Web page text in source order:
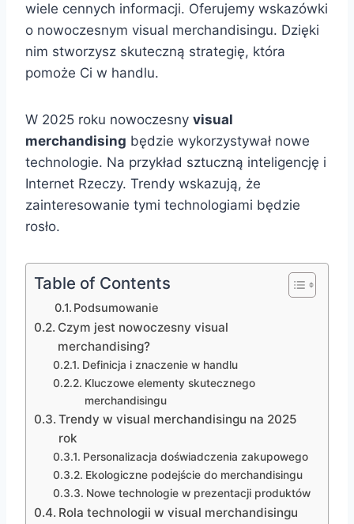
wiele cennych informacji. Oferujemy wskazówki
o nowoczesnym visual merchandisingu. Dzięki
nim stworzysz skuteczną strategię, która
pomoże Ci w handlu.
W 2025 roku nowoczesny visual
merchandising będzie wykorzystywał nowe
technologie. Na przykład sztuczną inteligencję i
Internet Rzeczy. Trendy wskazują, że
zainteresowanie tymi technologiami będzie
rosło.
Table of Contents
Podsumowanie
Czym jest nowoczesny visual
merchandising?
Definicja i znaczenie w handlu
Kluczowe elementy skutecznego
merchandisingu
Trendy w visual merchandisingu na 2025
rok
Personalizacja doświadczenia zakupowego
Ekologiczne podejście do merchandisingu
Nowe technologie w prezentacji produktów
Rola technologii w visual merchandisingu